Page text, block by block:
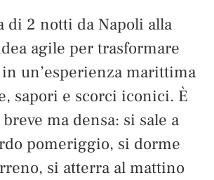
di 2 notti da Napoli alla
agile per trasformare
un’esperienza marittima
sapori e scorci iconici. È
ma densa: si sale a
pomeriggio, si dorme
si atterra al mattino